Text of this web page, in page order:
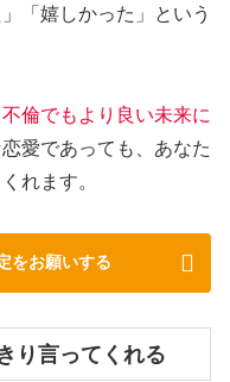
「嬉しかった」という
倫でもより良い未来に
愛であっても、あなた
れます。
をお願いする
り言ってくれる